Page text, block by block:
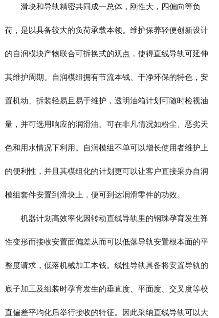
滑块和导轨精密共同成一总体，刚性大，四偏向等负
荷，是以具备较大的负荷承载本领。维护保养轻便创新设计
的自润模块产物联合可拆换式的观点，使得直线导轨可延伸
其维护周期。自润模组拥有节流本钱、干净环保的特色，安
置机动、拆装轻易且易于维护，透明油箱计划可随时检视油
量，并可选用响应的润滑油。可在非凡情况如粉尘、恶劣天
色和用水情况下利用。自润模组不单可以增长使用者维护上
的便利性，并且其模组化的计划更可以让客户直接采办自润
模组套件安置到滑块上，便可到达润滑零件的功效。
机器计划高效率化因转动直线导轨里的钢珠孕育发生弹
性变形而接收安置面偏差从而可以低落导轨安置根本面的平
整度请求，低落机械加工本钱。线性导轨具备将安置导轨的
底子加工及组装时孕育发生的垂直度、平面度、交叉度等校
直偏差平均化后举行接收的特征。因此采纳直线导轨可以大